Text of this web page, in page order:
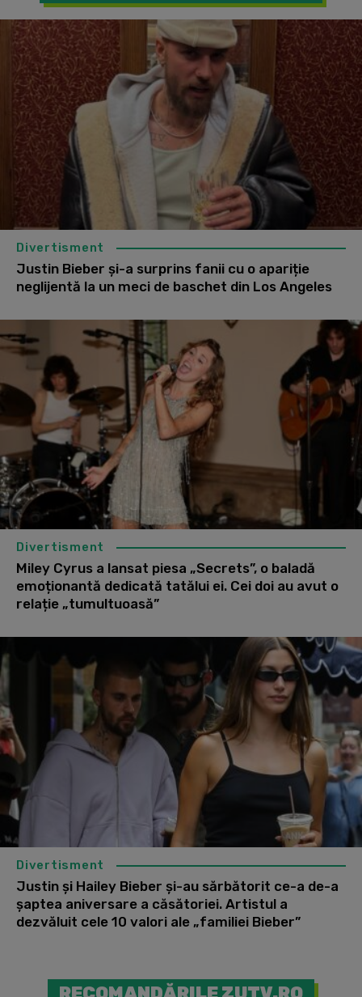
Divertisment
Justin Bieber și-a surprins fanii cu o apariție
neglijentă la un meci de baschet din Los Angeles
Divertisment
Miley Cyrus a lansat piesa „Secrets”, o baladă
emoționantă dedicată tatălui ei. Cei doi au avut o
relație „tumultuoasă”
Divertisment
Justin și Hailey Bieber și-au sărbătorit ce-a de-a
șaptea aniversare a căsătoriei. Artistul a
dezvăluit cele 10 valori ale „familiei Bieber”